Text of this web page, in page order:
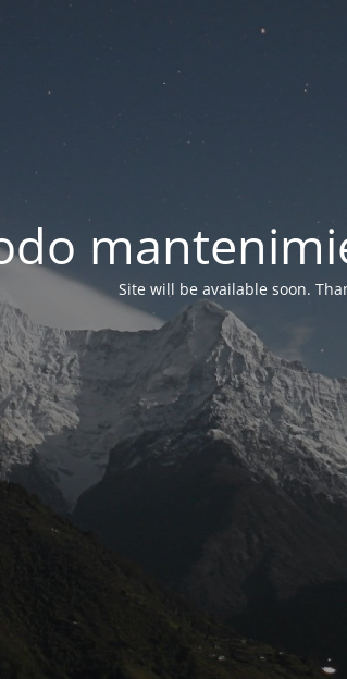
Site will be available soon.